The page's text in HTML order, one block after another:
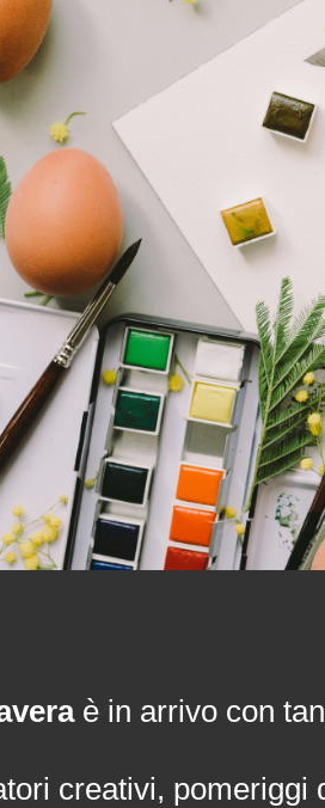
è in arrivo con
creativi, pomeriggi